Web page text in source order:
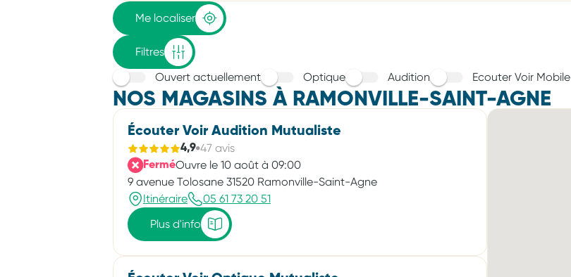
adresse
Me localiser
Filtres
Ouvert actuellement
Optique Audition Ecouter Voir Mobile
NOS MAGASINS À RAMONVILLE-SAINT-AGNE
Écouter Voir Audition Mutualiste
4,9 47 avis
FerméOuvre le 10 août à 09:00
9 avenue Tolosane 31520 Ramonville-Saint-Agne
Itinéraire
05 61 73 20 51
Plus d'info